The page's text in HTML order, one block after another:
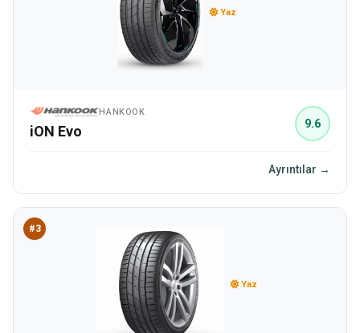
Yaz
HANKOOK
iON Evo 9.6
Ayrıntılar →
#3
Yaz